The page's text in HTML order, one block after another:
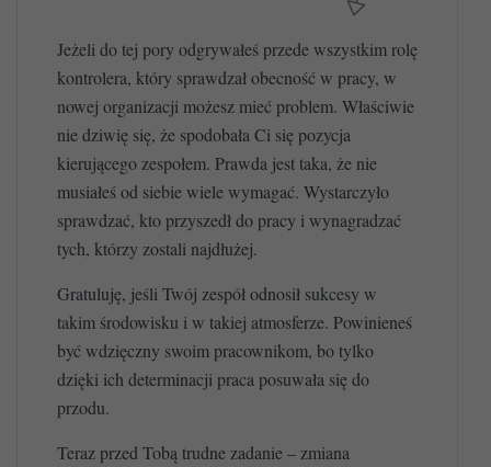
Jeżeli do tej pory odgrywałeś przede wszystkim rolę
kontrolera, który sprawdzał obecność w pracy, w
nowej organizacji możesz mieć problem. Właściwie
nie dziwię się, że spodobała Ci się pozycja
kierującego zespołem. Prawda jest taka, że nie
musiałeś od siebie wiele wymagać. Wystarczyło
sprawdzać, kto przyszedł do pracy i wynagradzać
tych, którzy zostali najdłużej.
Gratuluję, jeśli Twój zespół odnosił sukcesy w
takim środowisku i w takiej atmosferze. Powinieneś
być wdzięczny swoim pracownikom, bo tylko
dzięki ich determinacji praca posuwała się do
przodu.
Teraz przed Tobą trudne zadanie – zmiana